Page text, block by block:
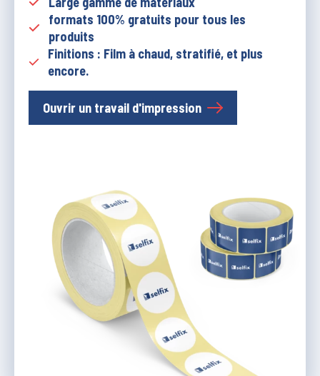
formats 100% gratuits pour tous les
produits
Finitions : Film à chaud, stratifié, et plus
encore.
Ouvrir un travail d'impression